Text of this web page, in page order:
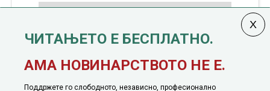
јануари, 1991 година
ЧИТАЊЕТО Е БЕСПЛАТНО.
АМА НОВИНАРСТВОТО НЕ Е.
Поддржете го слободното, независно, професионално